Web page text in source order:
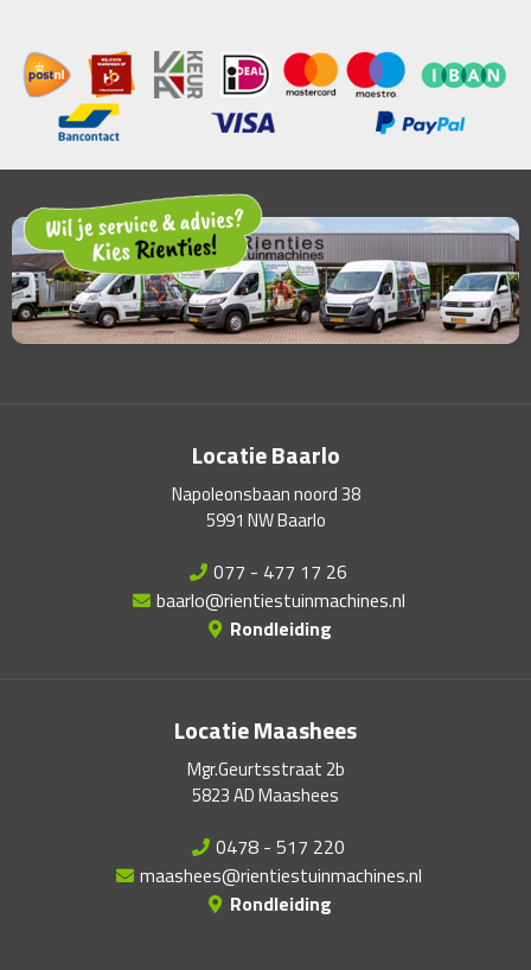
Locatie Baarlo
Napoleonsbaan noord 38
5991 NW Baarlo
077 - 477 17 26
baarlo@rientiestuinmachines.nl
Rondleiding
Locatie Maashees
Mgr.Geurtsstraat 2b
5823 AD Maashees
0478 - 517 220
maashees@rientiestuinmachines.nl
Rondleiding